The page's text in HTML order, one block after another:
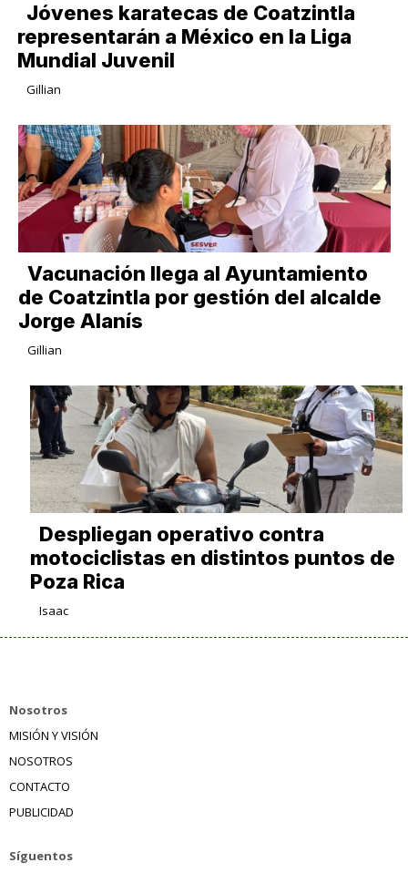
Jóvenes karatecas de Coatzintla
representarán a México en la Liga
Mundial Juvenil
Gillian
Vacunación llega al Ayuntamiento
de Coatzintla por gestión del alcalde
Jorge Alanís
Gillian
Despliegan operativo contra
motociclistas en distintos puntos de
Poza Rica
Isaac
Nosotros
MISIÓN Y VISIÓN
NOSOTROS
CONTACTO
PUBLICIDAD
Síguentos